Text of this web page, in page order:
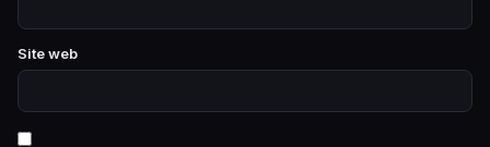
Site web